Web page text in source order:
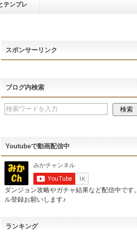
テンプレ
スポンサーリンク
ブログ内検索
Youtubeで動画配信中
ダンジョン攻略やガチャ結果など配信中です
ル登録お願いします♪
ランキング